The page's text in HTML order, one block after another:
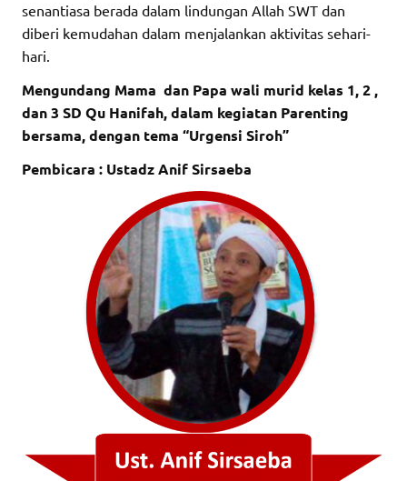
senantiasa berada dalam lindungan Allah SWT dan
diberi kemudahan dalam menjalankan aktivitas sehari-
hari.
Mengundang Mama dan Papa wali murid kelas 1, 2 ,
dan 3 SD Qu Hanifah, dalam kegiatan Parenting
bersama, dengan tema “Urgensi Siroh”
Pembicara : Ustadz Anif Sirsaeba